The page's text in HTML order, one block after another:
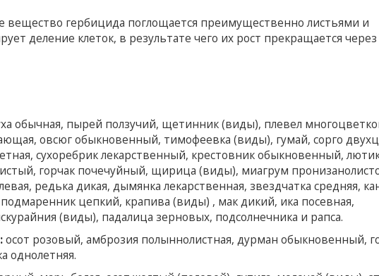
гербицида поглощается преимущественно листьями и
деление клеток, в результате чего их рост прекращается через
обычная, пырей ползучий, щетинник (виды), плевел
овсюг обыкновенный, тимофеевка (виды), гумай, сорго
сухоребрик лекарственный, крестовник обыкновенный,
горчак почечуйный, щирица (виды), миагрум
редька дикая, дымянка лекарственная, звездчатка средняя,
цепкий, крапива (виды) , мак дикий, ика посевная,
(виды), падалица зерновых, подсолнечника и рапса.
осот розовый, амброзия полыннолистная, дурман обыкновенный,
однолетняя.